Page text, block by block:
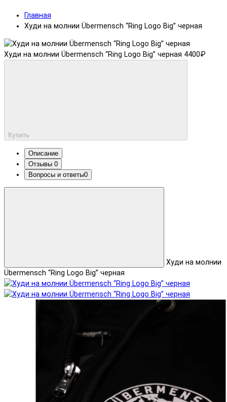
Главная
Худи на молнии Übermensch “Ring Logo Big” черная
Худи на молнии Übermensch “Ring Logo Big” черная 4400₽
Купить
Описание
Отзывы 0
Вопросы и ответы0
Худи на молнии
Übermensch “Ring Logo Big” черная